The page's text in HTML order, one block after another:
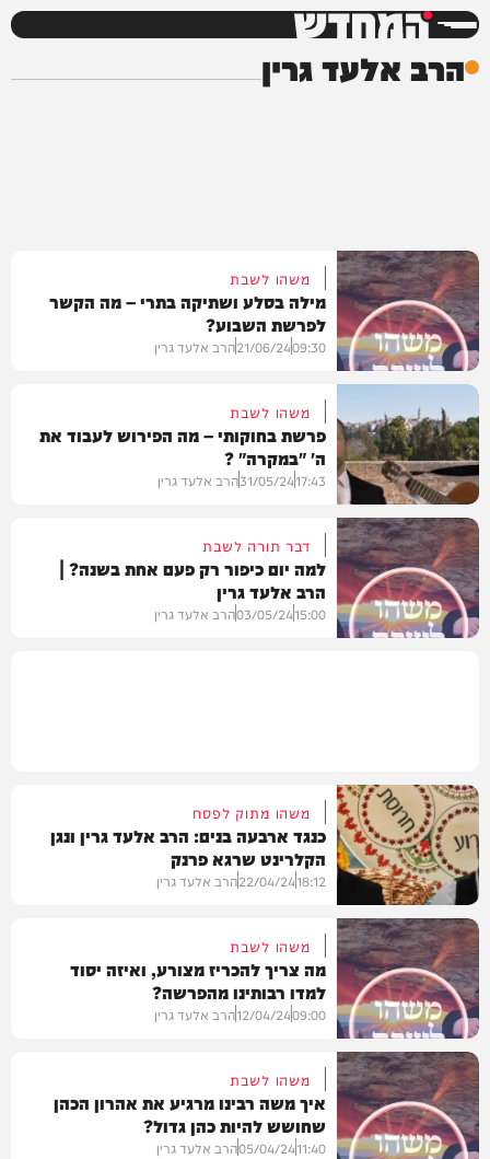
המחדש
הרב אלעד גרין
חדשות
משהו לשבת
מילה בסלע ושתיקה בתרי – מה הקשר
לפרשת השבוע?
09:30
21/06/24הרב אלעד גרין
חדשות
משהו לשבת
פרשת בחוקותי – מה הפירוש לעבוד את
ה' "במקרה" ?
17:43
31/05/24הרב אלעד גרין
דבר תורה לשבת
למה יום כיפור רק פעם אחת בשנה? |
הרב אלעד גרין
15:00
03/05/24הרב אלעד גרין
וידאו
משהו מתוק לפסח
כנגד ארבעה בנים: הרב אלעד גרין ונגן
הקלרינט שרגא פרנק
18:12
22/04/24הרב אלעד גרין
חדשות
משהו לשבת
מה צריך להכריז מצורע, ואיזה יסוד
למדו רבותינו מהפרשה?
09:00
12/04/24הרב אלעד גרין
משהו לשבת
איך משה רבינו מרגיע את אהרון הכהן
שחושש להיות כהן גדול?
11:40
05/04/24הרב אלעד גרין